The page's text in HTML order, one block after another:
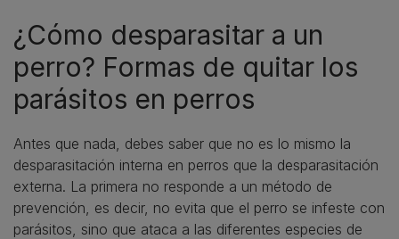
¿Cómo desparasitar a un
perro? Formas de quitar los
parásitos en perros
Antes que nada, debes saber que no es lo mismo la
desparasitación interna en perros que la desparasitación
externa. La primera no responde a un método de
prevención, es decir, no evita que el perro se infeste con
parásitos, sino que ataca a las diferentes especies de